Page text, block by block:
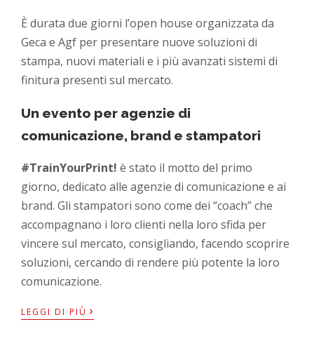
È durata due giorni l’open house organizzata da
Geca e Agf per presentare nuove soluzioni di
stampa, nuovi materiali e i più avanzati sistemi di
finitura presenti sul mercato.
Un evento per agenzie di
comunicazione, brand e stampatori
#TrainYourPrint!è stato il motto del primo
giorno, dedicato alle agenzie di comunicazione e ai
brand. Gli stampatori sono come dei “coach” che
accompagnano i loro clienti nella loro sfida per
vincere sul mercato, consigliando, facendo scoprire
soluzioni, cercando di rendere più potente la loro
comunicazione.
LEGGI DI PIÙ ›